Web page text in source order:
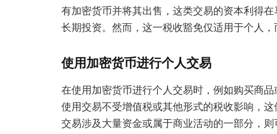
有加密货币并将其出售，这类交易的资本利得
长期投资。然而，这一税收豁免仅适用于个人，
使用加密货币进行个人交易
在使用加密货币进行个人交易时，例如购买商
使用交易不受增值税或其他形式的税收影响，
交易涉及大量资金或属于商业活动的一部分，则